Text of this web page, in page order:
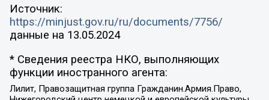
Источник:
https://minjust.gov.ru/ru/documents/7756/
данные на 13.05.2024
* Сведения реестра НКО, выполняющих
функции иностранного агента:
Лилит, Правозащитная группа Гражданин.Армия.Право,